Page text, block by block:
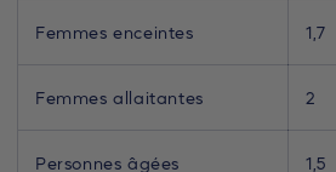
Femmes enceintes 1,7
Femmes allaitantes 2
Personnes âgées 1,5